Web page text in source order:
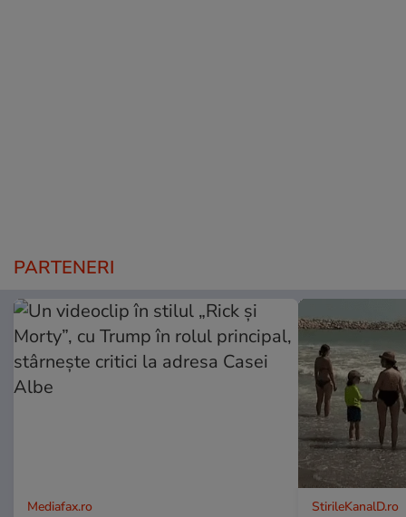
PARTENERI
Mediafax.ro StirileKanalD.ro